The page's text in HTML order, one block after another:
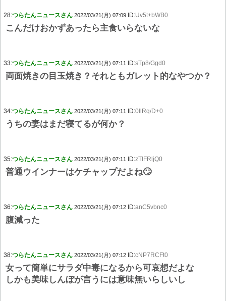
28:つらたんニュースさん 2022/03/21(月) 07:09 ID:Uv5t+bWB0
こんだけおかずあったら主食いらないな
33:つらたんニュースさん 2022/03/21(月) 07:11 ID:sTp8/Ggd0
両面焼きの目玉焼き？それともガレット的なやつか？
34:つらたんニュースさん 2022/03/21(月) 07:11 ID:0llRq/D+0
うちの妻はまだ寝てるが何か？
35:つらたんニュースさん 2022/03/21(月) 07:11 ID:zTIFRljQ0
普通ウインナーはケチャップだよね🙄
36:つらたんニュースさん 2022/03/21(月) 07:12 ID:anC5vbnc0
腹減った
38:つらたんニュースさん 2022/03/21(月) 07:12 ID:cNP7RCFt0
女って簡単にサラダ中毒になるから可哀想だよな
しかも美味しんぼが言うには意味無いらしいし